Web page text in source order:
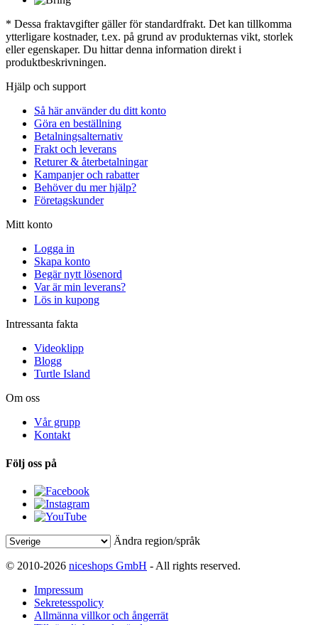
* Dessa fraktavgifter gäller för standardfrakt. Det kan tillkomma
ytterligare kostnader, t.ex. på grund av produkternas vikt, storlek
eller egenskaper. Du hittar denna information direkt i
produktbeskrivningen.
Hjälp och support
Så här använder du ditt konto
Göra en beställning
Betalningsalternativ
Frakt och leverans
Returer & återbetalningar
Kampanjer och rabatter
Behöver du mer hjälp?
Företagskunder
Mitt konto
Logga in
Skapa konto
Begär nytt lösenord
Var är min leverans?
Lös in kupong
Intressanta fakta
Videoklipp
Blogg
Turtle Island
Om oss
Vår grupp
Kontakt
Följ oss på
Ändra region/språk
© 2010-2026 niceshops GmbH - All rights reserved.
Impressum
Sekretesspolicy
Allmänna villkor och ångerrät